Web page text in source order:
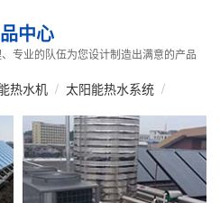
中心
专业的队伍为您设计制造出满意的产品
热水机 / 太阳能热水系统 /